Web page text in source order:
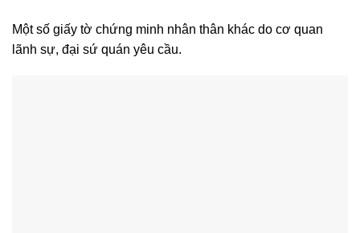
Một số giấy tờ chứng minh nhân thân khác do cơ quan
lãnh sự, đại sứ quán yêu cầu.